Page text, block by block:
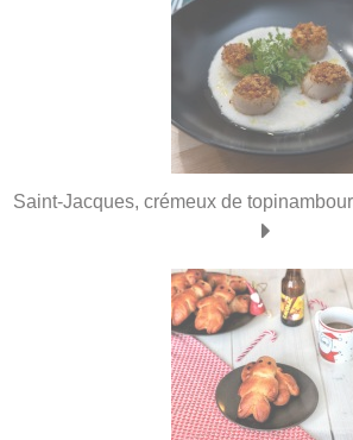
Saint-Jacques, crémeux de